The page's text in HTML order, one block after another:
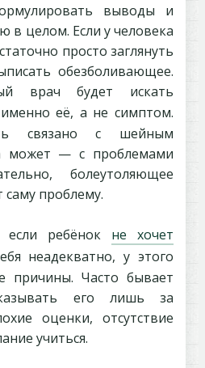
выводы и
в целом. Если у человека
просто заглянуть
обезболивающее.
врач будет искать
её, а не симптом.
связано с шейным
может — с проблемами
болеутоляющее
саму проблему.
ребёнок не хочет
неадекватно, у этого
причины. Часто бывает
его лишь за
оценки, отсутствие
учиться.